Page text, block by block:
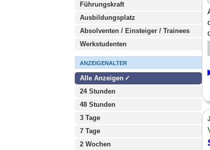
Führungskraft
Ausbildungsplatz
Absolventen / Einsteiger / Trainees
Werkstudenten
ANZEIGENALTER
Alle Anzeigen
24 Stunden
48 Stunden
3 Tage
7 Tage
2 Wochen